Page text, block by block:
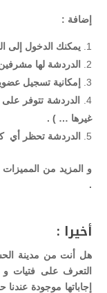
إضافة :
يمكنك الدخول إلى
الدردشة لها
إمكانية تسجيل
الدردشة تتوفر
غيرها … ) .
الدردشة تحظر أي
و المزيد من
.
أخيرا :
هل أنت من مدينة
التعرف على فتيات
إجاباتها موجودة